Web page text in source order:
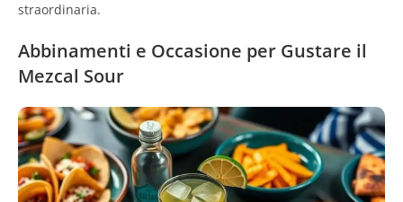
straordinaria.
Abbinamenti e Occasione per Gustare il
Mezcal Sour